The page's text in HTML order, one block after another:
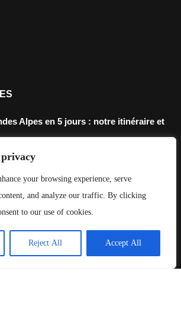
your browsing experience, serve
and analyze our traffic. By clicking
to our use of cookies.
Reject All Accept All
Alpes en 5 jours : notre itinéraire et
jusqu’au point le plus haut de France en